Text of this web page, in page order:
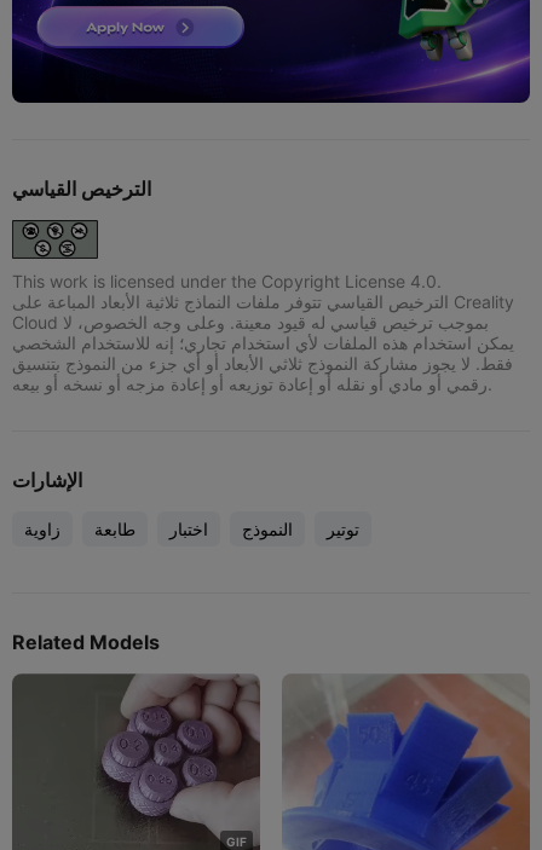
الترخيص القياسي
This work is licensed under the Copyright License 4.0.
الترخيص القياسي تتوفر ملفات النماذج ثلاثية الأبعاد المباعة على Creality
Cloud بموجب ترخيص قياسي له قيود معينة. وعلى وجه الخصوص، لا
يمكن استخدام هذه الملفات لأي استخدام تجاري؛ إنه للاستخدام الشخصي
فقط. لا يجوز مشاركة النموذج ثلاثي الأبعاد أو أي جزء من النموذج بتنسيق
رقمي أو مادي أو نقله أو إعادة توزيعه أو إعادة مزجه أو نسخه أو بيعه.
الإشارات
زاوية طابعة اختبار النموذج توتير
Related Models
GIF